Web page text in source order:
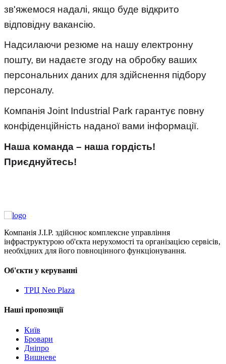
зв'яжемося надалі, якщо буде відкрито
відповідну вакансію.
Надсилаючи резюме на нашу електронну
пошту, ви надаєте згоду на обробку ваших
персональних даних для здійснення підбору
персоналу.
Компанія Joint Industrial Park гарантує повну
конфіденційність наданої вами інформації.
Наша команда – наша гордість!
Приєднуйтесь!
Компанія J.I.P. здійснює комплексне управління
інфраструктурою об'єкта нерухомості та організацією сервісів,
необхідних для його повноцінного функціонування.
Об'єкти у керуванні
ТРЦ Neo Plaza
Наші пропозиції
Київ
Бровари
Дніпро
Вишневе